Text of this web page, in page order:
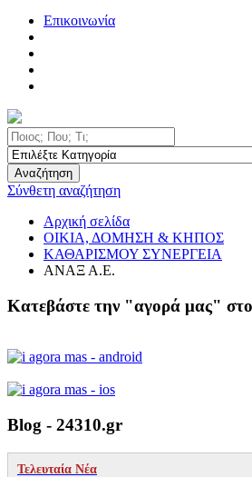
Επικοινωνία
Αναζήτηση
Σύνθετη αναζήτηση
Αρχική σελίδα
ΟΙΚΙΑ, ΔΟΜΗΣΗ & ΚΗΠΟΣ
ΚΑΘΑΡΙΣΜΟΥ ΣΥΝΕΡΓΕΙΑ
ΑΝΑΞ Α.Ε.
Κατεβάστε την "αγορά μας"
Blog - 24310.gr
Τελευταία Νέα